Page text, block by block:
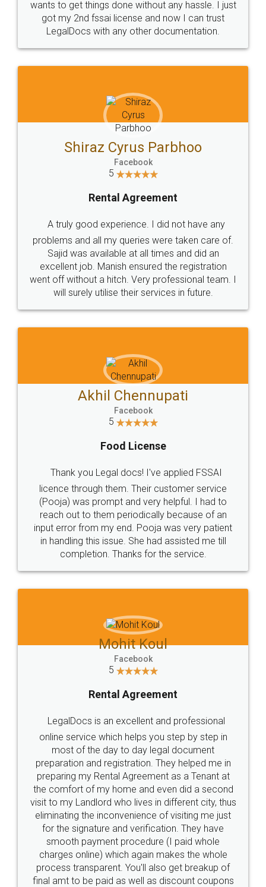
wants to get things done without any hassle. I just
got my 2nd fssai license and now I can trust
LegalDocs with any other documentation.
Shiraz Cyrus Parbhoo
Facebook
5
Rental Agreement
A truly good experience. I did not have any
problems and all my queries were taken care of.
Sajid was available at all times and did an
excellent job. Manish ensured the registration
went off without a hitch. Very professional team. I
will surely utilise their services in future.
Akhil Chennupati
Facebook
5
Food License
Thank you Legal docs! I've applied FSSAI
licence through them. Their customer service
(Pooja) was prompt and very helpful. I had to
reach out to them periodically because of an
input error from my end. Pooja was very patient
in handling this issue. She had assisted me till
completion. Thanks for the service.
Mohit Koul
Facebook
5
Rental Agreement
LegalDocs is an excellent and professional
online service which helps you step by step in
most of the day to day legal document
preparation and registration. They helped me in
preparing my Rental Agreement as a Tenant at
the comfort of my home and even did a second
visit to my Landlord who lives in different city, thus
eliminating the inconvenience of visiting me just
for the signature and verification. They have
smooth payment procedure (I paid whole
charges online) which again makes the whole
process transparent. You'll also get breakup of
final amt to be paid as well as discount coupons